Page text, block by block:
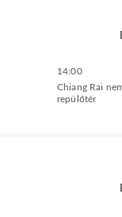
14:00
Chiang Rai
repülőtér